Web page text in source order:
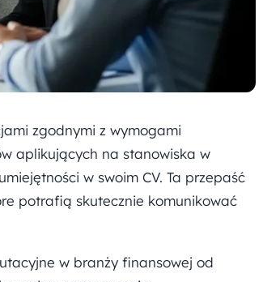
zgodnymi z wymogami
aplikujących na stanowiska w
w swoim CV. Ta przepaść
potrafią skutecznie komunikować
w branży finansowej od